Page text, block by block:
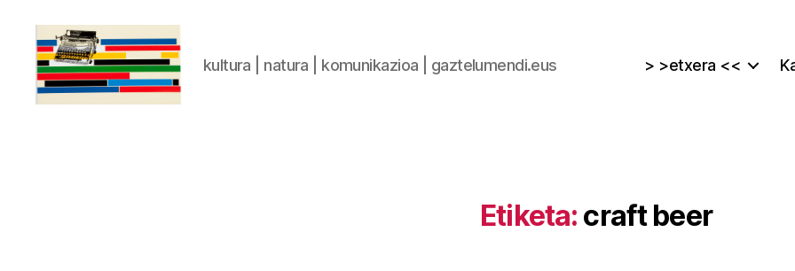
kultura | natura | komunikazioa | gaztelumendi.eus > >etxera <<
Etiketa: craft beer